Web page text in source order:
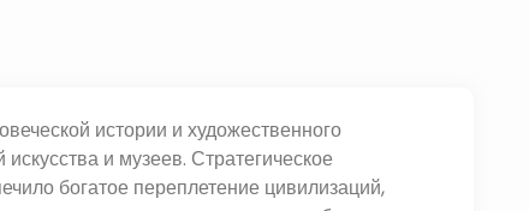
истории и художественного
и музеев. Стратегическое
богатое переплетение цивилизаций,